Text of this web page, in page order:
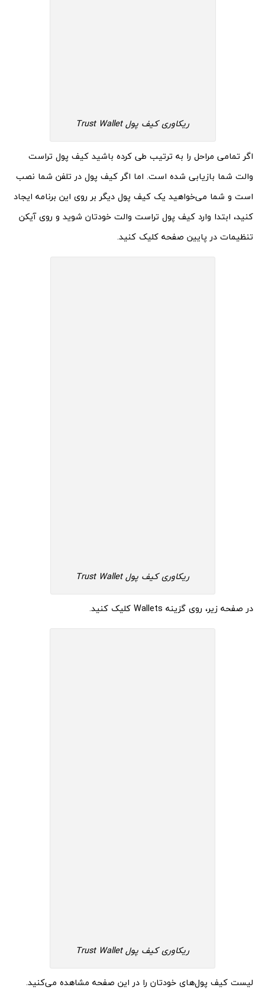
ریکاوری کیف پول Trust Wallet
اگر تمامی مراحل را به ترتیب طی کرده باشید کیف پول تراست
والت شما بازیابی شده است. اما اگر کیف پول در تلفن شما نصب
است و شما می‌خواهید یک کیف پول دیگر بر روی این برنامه ایجاد
کنید، ابتدا وارد کیف پول تراست والت خودتان شوید و روی آیکن
تنظیمات در پایین صفحه کلیک کنید.
ریکاوری کیف پول Trust Wallet
در صفحه زیر، روی گزینه Wallets کلیک کنید.
ریکاوری کیف پول Trust Wallet
لیست کیف پول‌های خودتان را در این صفحه مشاهده می‌کنید.